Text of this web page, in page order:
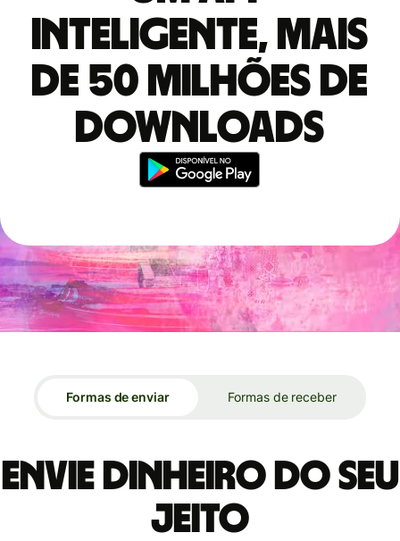
inteligente, mais
de 50 milhões de
downloads
Formas de enviar Formas de receber
Envie dinheiro do seu
jeito